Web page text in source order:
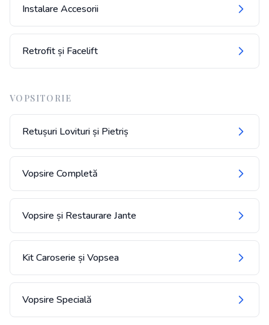
Instalare Accesorii
Retrofit și Facelift
VOPSITORIE
Retușuri Lovituri și Pietriș
Vopsire Completă
Vopsire și Restaurare Jante
Kit Caroserie și Vopsea
Vopsire Specială